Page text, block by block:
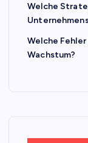
Welche
Welche
Wachstum?